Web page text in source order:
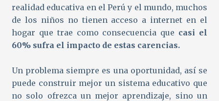
realidad educativa en el Perú y el mundo, muchos
de los niños no tienen acceso a internet en el
hogar que trae como consecuencia que casi el
60% sufra el impacto de estas carencias.
Un problema siempre es una oportunidad, así se
puede construir mejor un sistema educativo que
no solo ofrezca un mejor aprendizaje, sino un